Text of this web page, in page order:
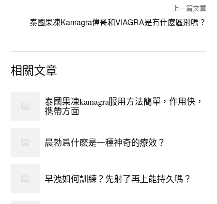
上一篇文章
泰國果凍Kamagra偉哥和VIAGRA是有什麽區別嗎？
相關文章
泰國果凍kamagra服用方法簡單，作用快，
携帶方面
晨勃爲什麽是一種神奇的療效？
早洩如何訓練？先射了再上能持久嗎？